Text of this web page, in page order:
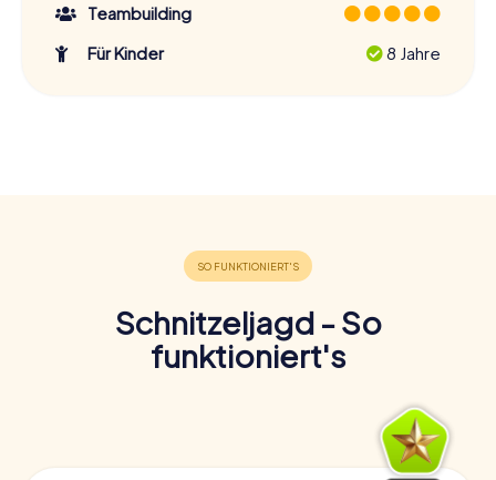
Teambuilding
Für Kinder
8 Jahre
Schnitzeljagd - So
funktioniert's